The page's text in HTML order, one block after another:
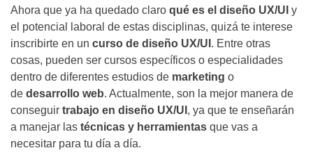
Ahora que ya ha quedado claro qué es el diseño UX/UI y
el potencial laboral de estas disciplinas, quizá te interese
inscribirte en un curso de diseño UX/UI . Entre otras
cosas, pueden ser cursos específicos o especialidades
dentro de diferentes estudios de marketing o
de desarrollo web. Actualmente, son la mejor manera de
conseguir trabajo en diseño UX/UI , ya que te enseñarán
a manejar las técnicas y herramientas que vas a
necesitar para tu día a día.